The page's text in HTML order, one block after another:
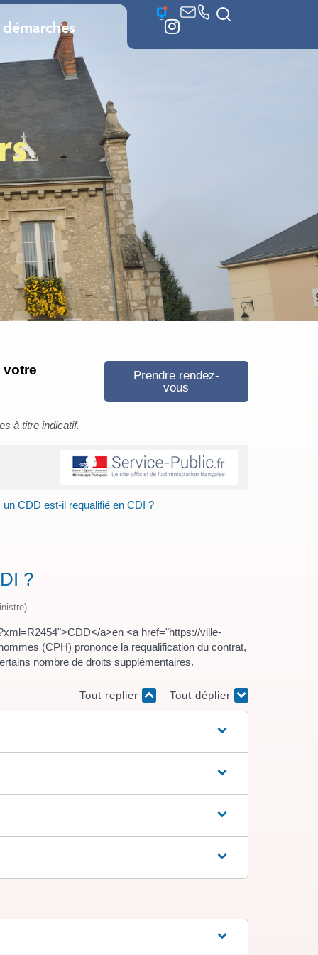
votre
Prendre rendez-
vous
à titre indicatif.
CDD est-il requalifié en CDI ?
?
a>en <a href="https://ville-
(CPH) prononce la requalification du contrat,
nombre de droits supplémentaires.
Tout replier Tout déplier